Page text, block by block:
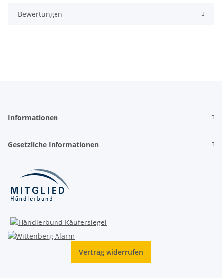
Bewertungen
Informationen
Gesetzliche Informationen
Vertrag widerrufen